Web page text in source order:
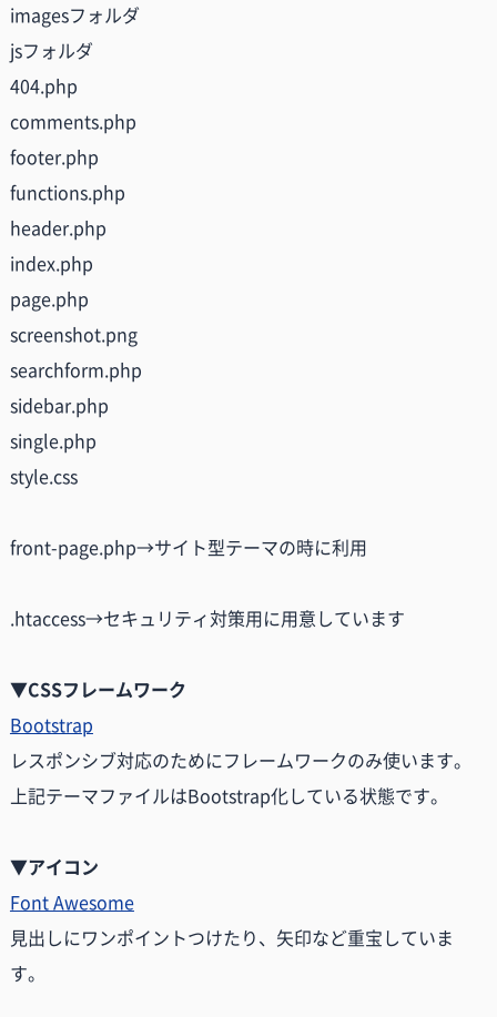
imagesフォルダ
jsフォルダ
404.php
comments.php
footer.php
functions.php
header.php
index.php
page.php
screenshot.png
searchform.php
sidebar.php
single.php
style.css
front-page.php→サイト型テーマの時に利用
.htaccess→セキュリティ対策用に用意しています
▼CSSフレームワーク
Bootstrap
レスポンシブ対応のためにフレームワークのみ使います。
上記テーマファイルはBootstrap化している状態です。
▼アイコン
Font Awesome
見出しにワンポイントつけたり、矢印など重宝していま
す。